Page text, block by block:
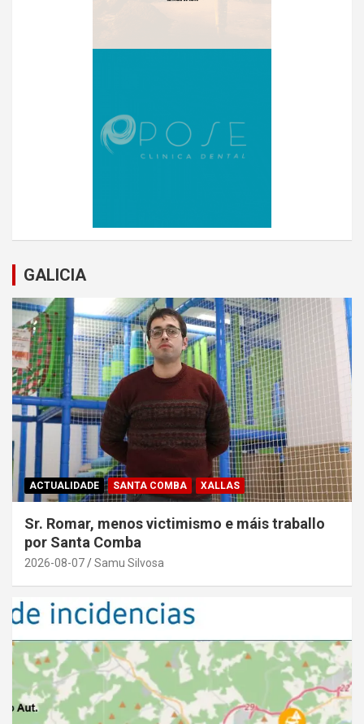
GALICIA
ACTUALIDADE SANTA COMBA XALLAS
Sr. Romar, menos victimismo e máis traballo
por Santa Comba
2026-08-07 Samu Silvosa